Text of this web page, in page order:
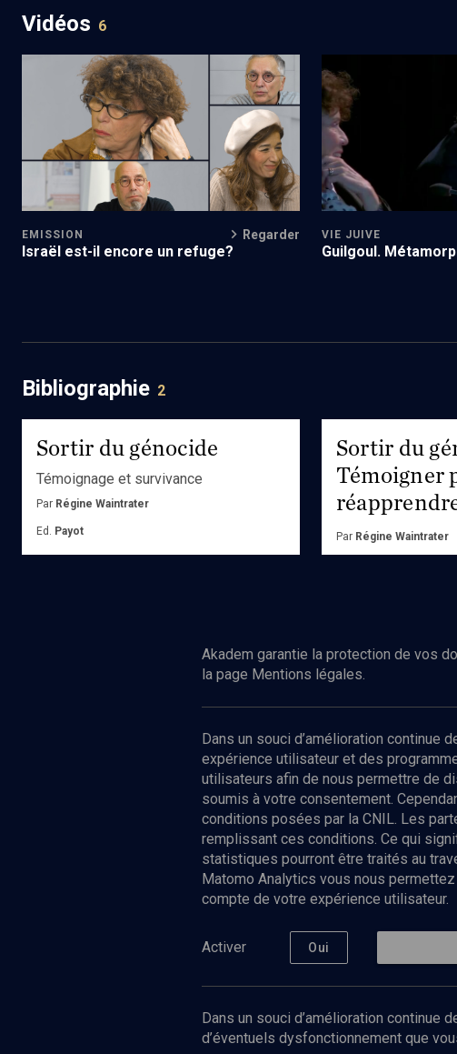
Vidéos 6
Disputation - épisode 1
EMISSION Regarder
Israël est-il encore un refuge?
Colloque au MahJ
VIE JUIVE
Guilgoul.
Bibliographie 2
Sortir du génocide
Témoignage et survivance
Par Régine Waintrater
Ed. Payot
Sortir du
Témoigner
Par Régine Waintrater
Nos Chaines
Culture
Limoud
Université
Podcast
Akadem garantie la protection de vos
la page Mentions légales.
Dans un souci d’amélioration continue
expérience utilisateur et des
utilisateurs afin de nous permettre de
soumis à votre consentement.
conditions posées par la CNIL. Les
remplissant ces conditions. Ce qui
statistiques pourront être traités au
Matomo Analytics vous nous
compte de votre expérience utilisateur.
Activer Oui
Dans un souci d’amélioration continue
d’éventuels dysfonctionnement que